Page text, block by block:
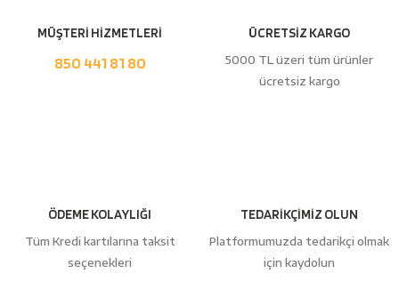
MÜŞTERİ HİZMETLERİ
850 441 81 80
ÜCRETSİZ KARGO
5000 TL üzeri tüm ürünler
ücretsiz kargo
ÖDEME KOLAYLIĞI
Tüm Kredi kartılarına taksit
seçenekleri
TEDARİKÇİMİZ OLUN
Platformumuzda tedarikçi olmak
için kaydolun